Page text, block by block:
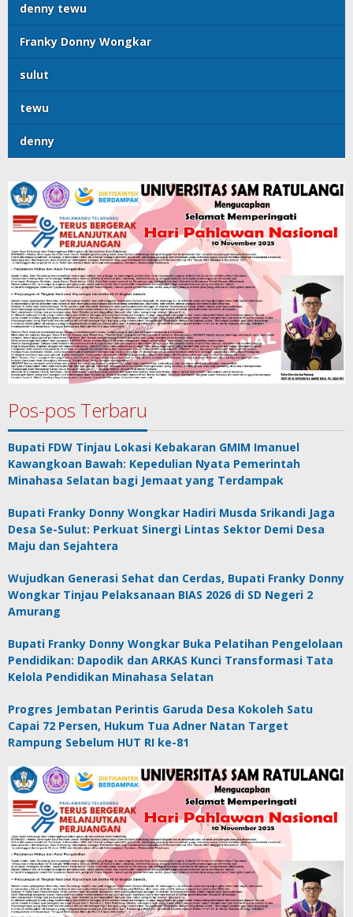
denny tewu
Franky Donny Wongkar
sulut
tewu
denny
Pos-pos Terbaru
Bupati FDW Tinjau Lokasi Kebakaran GMIM Imanuel
Kawangkoan Bawah: Kepedulian Nyata Pemerintah
Minahasa Selatan bagi Jemaat yang Terdampak
Bupati Franky Donny Wongkar Hadiri Musda Srikandi Jaga
Desa Se-Sulut: Perkuat Sinergi Lintas Sektor Demi Desa
Maju dan Sejahtera
Wujudkan Generasi Sehat dan Cerdas, Bupati Franky Donny
Wongkar Tinjau Pelaksanaan BIAS 2026 di SD Negeri 2
Amurang
Bupati Franky Donny Wongkar Buka Pelatihan Pengelolaan
Pendidikan: Dapodik dan ARKAS Kunci Transformasi Tata
Kelola Pendidikan Minahasa Selatan
Progres Jembatan Perintis Garuda Desa Kokoleh Satu
Capai 72 Persen, Hukum Tua Adner Natan Target
Rampung Sebelum HUT RI ke-81